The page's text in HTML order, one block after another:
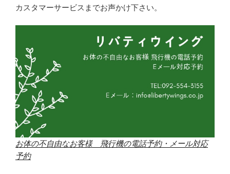
カスタマーサービスまでお声かけ下さい。
お体の不自由なお客様 飛行機の電話予約・メール対応
予約